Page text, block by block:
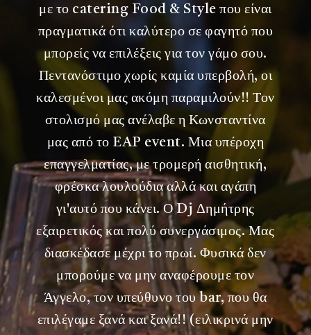
με το catering Food & Style που είναι
πραγματικά ότι καλύτερο σε φαγητό που
μπορείς να επιλέξεις για τον γάμο σου.
Πεντανόστιμο χωρίς καμία υπερβολή, οι
καλεσμένοι μας ακόμη παραμιλούν!! Τον
στολισμό μας ανέλαβε η Κωνσταντίνα
μας από το EAP event. Μια υπέροχη
επαγγελματίας, με τρομερή αισθητική,
φρέσκα λουλούδια αλλά και αγάπη
γι'αυτό που κάνει. Ο Dj Δημήτρης
εξαιρετικός και πολύ συνεργάσιμος. Μας
διασκέδασε μέχρι το πρωί. Φυσικά δεν
μπορούμε να μην αναφέρουμε τον
Άγγελο, τον υπεύθυνο του bar, που θα
επιλέγαμε ξανά και ξανά!! (ειλικρινά μην